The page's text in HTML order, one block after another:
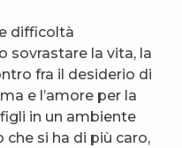
difficoltà
sovrastare la vita, la
fra il desiderio di
e l’amore per la
in un ambiente
si ha di più caro,